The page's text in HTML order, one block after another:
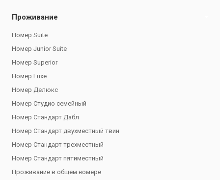
Проживание
Номер Suite
Номер Junior Suite
Номер Superior
Номер Luxe
Номер Делюкс
Номер Студио семейный
Номер Стандарт Дабл
Номер Стандарт двухместный твин
Номер Стандарт трехместный
Номер Стандарт пятиместный
Проживание в общем номере